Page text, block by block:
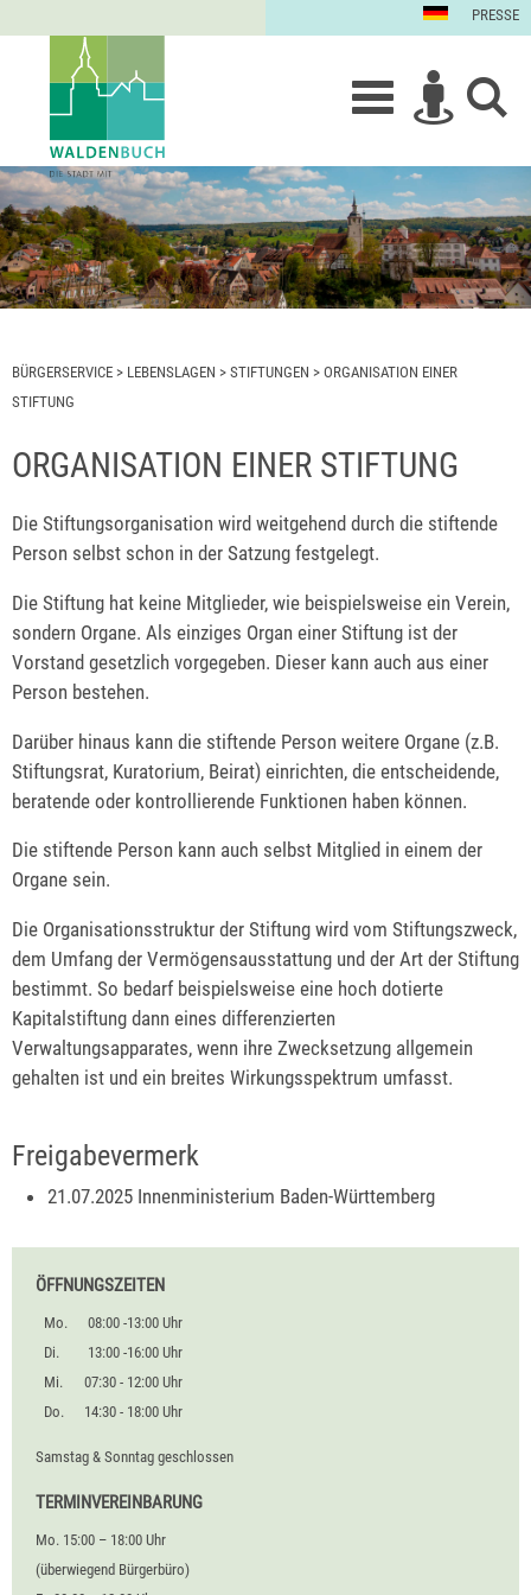
PRESSE
BÜRGERSERVICE > LEBENSLAGEN > STIFTUNGEN > ORGANISATION EINER
STIFTUNG
ORGANISATION EINER STIFTUNG
Die Stiftungsorganisation wird weitgehend durch die stiftende
Person selbst schon in der Satzung festgelegt.
Die Stiftung hat keine Mitglieder, wie beispielsweise ein Verein,
sondern Organe. Als einziges Organ einer Stiftung ist der
Vorstand gesetzlich vorgegeben. Dieser kann auch aus einer
Person bestehen.
Darüber hinaus kann die stiftende Person weitere Organe (z.B.
Stiftungsrat, Kuratorium, Beirat) einrichten, die entscheidende,
beratende oder kontrollierende Funktionen haben können.
Die stiftende Person kann auch selbst Mitglied in einem der
Organe sein.
Die Organisationsstruktur der Stiftung wird vom Stiftungszweck,
dem Umfang der Vermögensausstattung und der Art der Stiftung
bestimmt. So bedarf beispielsweise eine hoch dotierte
Kapitalstiftung dann eines differenzierten
Verwaltungsapparates, wenn ihre Zwecksetzung allgemein
gehalten ist und ein breites Wirkungsspektrum umfasst.
Freigabevermerk
21.07.2025 Innenministerium Baden-Württemberg
ÖFFNUNGSZEITEN
Mo.
08:00 -13:00 Uhr
Di.
13:00 -16:00 Uhr
Mi.
07:30 - 12:00 Uhr
Do.
14:30 - 18:00 Uhr
Samstag & Sonntag geschlossen
TERMINVEREINBARUNG
Mo. 15:00 – 18:00 Uhr
(überwiegend Bürgerbüro)